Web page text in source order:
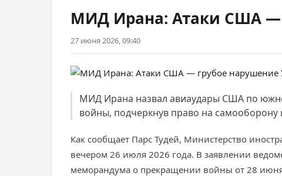
МИД Ирана: Атаки США —
27 июня 2026, 09:40
МИД Ирана назвал авиаудары США по
войны, подчеркнув право на
Как сообщает Парс Тудей, Министерство
вечером 26 июля 2026 года. В заявлении
меморандума о прекращении войны от 28